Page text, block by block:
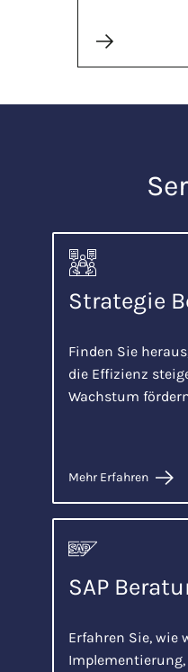
Strategie
Finden Sie
die Effizienz
Wachstum
Mehr Erfahren
SAP
Erfahren Sie, wie